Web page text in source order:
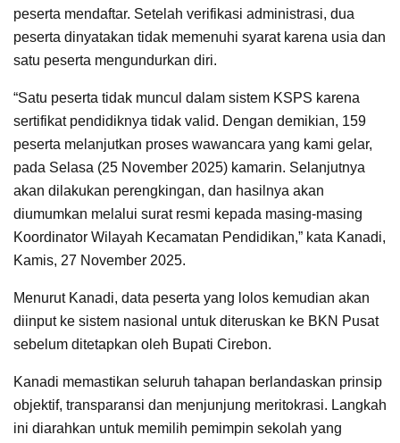
peserta mendaftar. Setelah verifikasi administrasi, dua
peserta dinyatakan tidak memenuhi syarat karena usia dan
satu peserta mengundurkan diri.
“Satu peserta tidak muncul dalam sistem KSPS karena
sertifikat pendidiknya tidak valid. Dengan demikian, 159
peserta melanjutkan proses wawancara yang kami gelar,
pada Selasa (25 November 2025) kamarin. Selanjutnya
akan dilakukan perengkingan, dan hasilnya akan
diumumkan melalui surat resmi kepada masing-masing
Koordinator Wilayah Kecamatan Pendidikan,” kata Kanadi,
Kamis, 27 November 2025.
Menurut Kanadi, data peserta yang lolos kemudian akan
diinput ke sistem nasional untuk diteruskan ke BKN Pusat
sebelum ditetapkan oleh Bupati Cirebon.
Kanadi memastikan seluruh tahapan berlandaskan prinsip
objektif, transparansi dan menjunjung meritokrasi. Langkah
ini diarahkan untuk memilih pemimpin sekolah yang